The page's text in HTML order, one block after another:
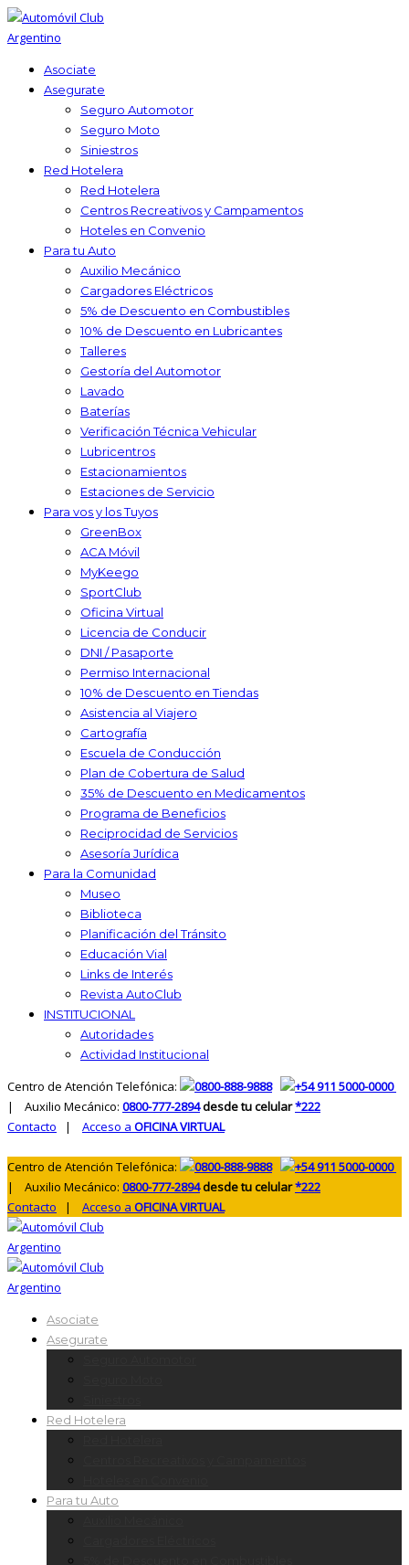
Asociate
Asegurate
Seguro Automotor
Seguro Moto
Siniestros
Red Hotelera
Red Hotelera
Centros Recreativos y Campamentos
Hoteles en Convenio
Para tu Auto
Auxilio Mecánico
Cargadores Eléctricos
5% de Descuento en Combustibles
10% de Descuento en Lubricantes
Talleres
Gestoría del Automotor
Lavado
Baterías
Verificación Técnica Vehicular
Lubricentros
Estacionamientos
Estaciones de Servicio
Para vos y los Tuyos
GreenBox
ACA Móvil
MyKeego
SportClub
Oficina Virtual
Licencia de Conducir
DNI / Pasaporte
Permiso Internacional
10% de Descuento en Tiendas
Asistencia al Viajero
Cartografía
Escuela de Conducción
Plan de Cobertura de Salud
35% de Descuento en Medicamentos
Programa de Beneficios
Reciprocidad de Servicios
Asesoría Jurídica
Para la Comunidad
Museo
Biblioteca
Planificación del Tránsito
Educación Vial
Links de Interés
Revista AutoClub
INSTITUCIONAL
Autoridades
Actividad Institucional
Centro de Atención Telefónica: 0800-888-9888
+54 911 5000-0000
| Auxilio Mecánico: 0800-777-2894desde tu celular*222
Contacto | Acceso a OFICINA VIRTUAL
Centro de Atención Telefónica: 0800-888-9888
+54 911 5000-0000
| Auxilio Mecánico: 0800-777-2894desde tu celular*222
Contacto | Acceso a OFICINA VIRTUAL
Asociate
Asegurate
Red Hotelera
Para tu Auto